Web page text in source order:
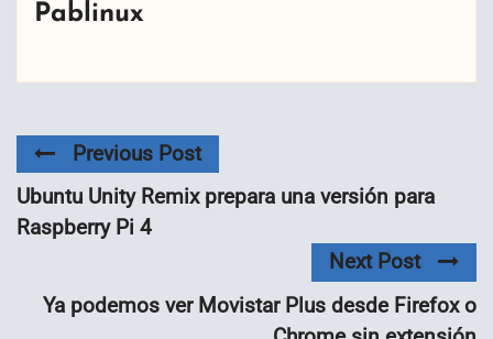
Pablinux
Previous Post
Ubuntu Unity Remix prepara una versión para
Raspberry Pi 4
Next Post
Ya podemos ver Movistar Plus desde Firefox o